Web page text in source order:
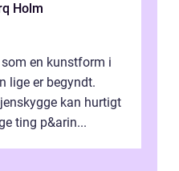
Holm
en kunstform i
lige er begyndt.
kan hurtigt
ting p&arin...